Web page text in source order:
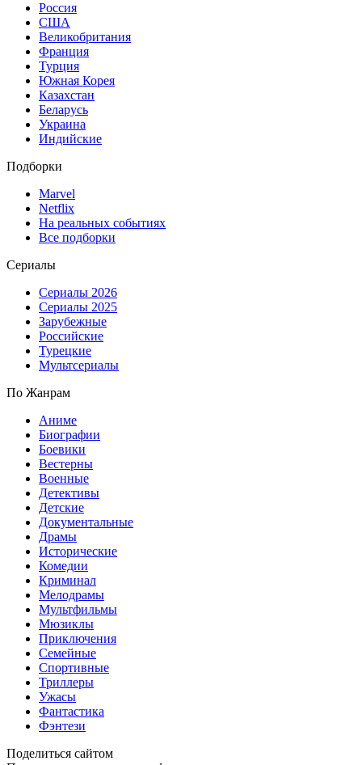
Россия
США
Великобритания
Франция
Турция
Южная Корея
Казахстан
Беларусь
Украина
Индийские
Подборки
Marvel
Netflix
На реальных событиях
Все подборки
Сериалы
Сериалы 2026
Сериалы 2025
Зарубежные
Российские
Турецкие
Мультсериалы
По Жанрам
Аниме
Биографии
Боевики
Вестерны
Военные
Детективы
Детские
Документальные
Драмы
Исторические
Комедии
Криминал
Мелодрамы
Мультфильмы
Мюзиклы
Приключения
Семейные
Спортивные
Триллеры
Ужасы
Фантастика
Фэнтези
Поделиться сайтом